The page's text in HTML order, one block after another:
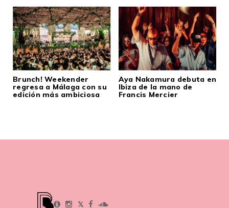
Brunch! Weekender
regresa a Málaga con su
edición más ambiciosa
Aya Nakamura debuta en
Ibiza de la mano de
Francis Mercier
𝕏